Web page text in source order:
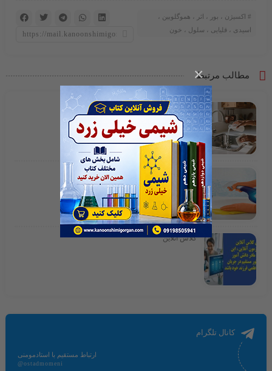
×
اکسیژن ، بور ، اثر ، هموگلوبین ،
اسیدی ، قلیایی ، سلول ، خون
مطالب مرتبط
جوش شیرین
وایتکس چیست ؟
کلاس آنلاین
کانال تلگرام
ارتباط مستقیم با استادمومنی
@ostadmomeni